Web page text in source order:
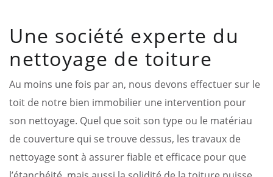
Une société experte du
nettoyage de toiture
Au moins une fois par an, nous devons effectuer sur le
toit de notre bien immobilier une intervention pour
son nettoyage. Quel que soit son type ou le matériau
de couverture qui se trouve dessus, les travaux de
nettoyage sont à assurer fiable et efficace pour que